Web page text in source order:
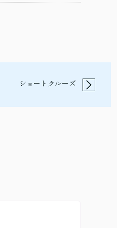
ショートクルーズ